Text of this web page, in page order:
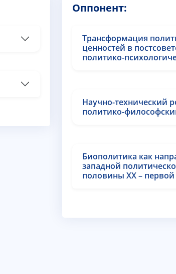
Оппонент:
Трансформация
ценностей в
политико-
Научно-технический
политико-
Биополитика как
западной
половины XX – первой